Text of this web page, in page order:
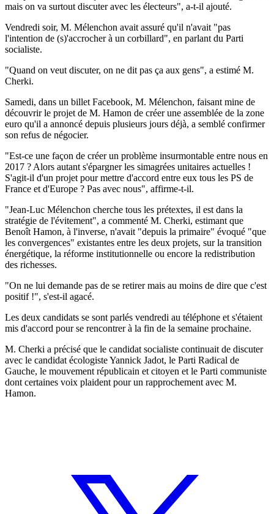
mais on va surtout discuter avec les électeurs", a-t-il ajouté.
Vendredi soir, M. Mélenchon avait assuré qu'il n'avait "pas
l'intention de (s)'accrocher à un corbillard", en parlant du Parti
socialiste.
"Quand on veut discuter, on ne dit pas ça aux gens", a estimé M.
Cherki.
Samedi, dans un billet Facebook, M. Mélenchon, faisant mine de
découvrir le projet de M. Hamon de créer une assemblée de la zone
euro qu'il a annoncé depuis plusieurs jours déjà, a semblé confirmer
son refus de négocier.
"Est-ce une façon de créer un problème insurmontable entre nous en
2017 ? Alors autant s'épargner les simagrées unitaires actuelles !
S'agit-il d'un projet pour mettre d'accord entre eux tous les PS de
France et d'Europe ? Pas avec nous", affirme-t-il.
"Jean-Luc Mélenchon cherche tous les prétextes, il est dans la
stratégie de l'évitement", a commenté M. Cherki, estimant que
Benoît Hamon, à l'inverse, n'avait "depuis la primaire" évoqué "que
les convergences" existantes entre les deux projets, sur la transition
énergétique, la réforme institutionnelle ou encore la redistribution
des richesses.
"On ne lui demande pas de se retirer mais au moins de dire que c'est
positif !", s'est-il agacé.
Les deux candidats se sont parlés vendredi au téléphone et s'étaient
mis d'accord pour se rencontrer à la fin de la semaine prochaine.
M. Cherki a précisé que le candidat socialiste continuait de discuter
avec le candidat écologiste Yannick Jadot, le Parti Radical de
Gauche, le mouvement républicain et citoyen et le Parti communiste
dont certaines voix plaident pour un rapprochement avec M.
Hamon.